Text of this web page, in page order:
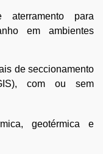
para
em ambientes
de seccionamento
com ou sem
geotérmica e